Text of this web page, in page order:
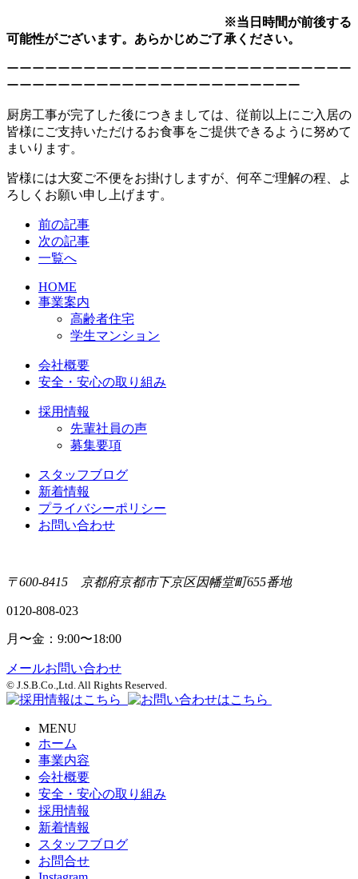
※当日時間が前後する
可能性がございます。あらかじめご了承ください。
ーーーーーーーーーーーーーーーーーーーーーーーーーーー
ーーーーーーーーーーーーーーーーーーーーーーー
厨房工事が完了した後につきましては、従前以上にご入居の
皆様にご支持いただけるお食事をご提供できるように努めて
まいります。
皆様には大変ご不便をお掛けしますが、何卒ご理解の程、よ
ろしくお願い申し上げます。
前の記事
次の記事
一覧へ
HOME
事業案内
高齢者住宅
学生マンション
会社概要
安全・安心の取り組み
採用情報
先輩社員の声
募集要項
スタッフブログ
新着情報
プライバシーポリシー
お問い合わせ
〒600-8415 京都府京都市下京区因幡堂町655番地
0120-808-023
月〜金：9:00〜18:00
メールお問い合わせ
© J.S.B.Co.,Ltd. All Rights Reserved.
MENU
ホーム
事業内容
会社概要
安全・安心の取り組み
採用情報
新着情報
スタッフブログ
お問合せ